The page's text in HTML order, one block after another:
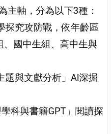
主軸，分為以下3種：
探究攻防戰，依年齡區
、國中生組、高中生與
題與文獻分析」AI深掘
科與書籍GPT」閱讀探